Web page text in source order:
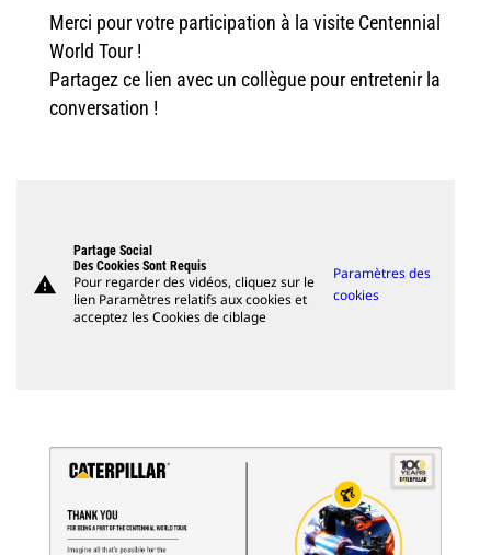
Merci pour votre participation à la visite Centennial
World Tour !
Partagez ce lien avec un collègue pour entretenir la
conversation !
warning
Partage Social
Des Cookies Sont Requis
Pour regarder des vidéos, cliquez sur le
lien Paramètres relatifs aux cookies et
acceptez les Cookies de ciblage
Paramètres des
cookies